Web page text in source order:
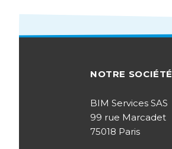
NOTRE SOCIÉTÉ
BIM Services SAS
99 rue Marcadet
75018 Paris